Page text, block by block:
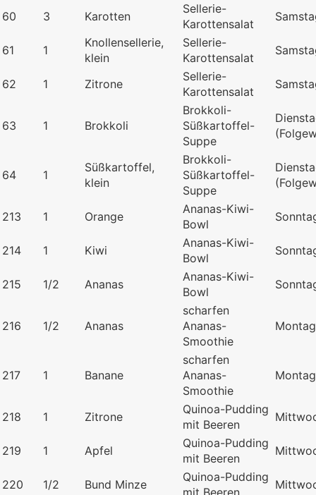
60 3 Karotten
Sellerie-
Karottensalat
61 1
Knollensellerie,
klein
Sellerie-
Karottensalat
62 1 Zitrone
Sellerie-
Karottensalat
63 1 Brokkoli
Brokkoli-
Süßkartoffel-
Suppe
64 1
Süßkartoffel,
klein
Brokkoli-
Süßkartoffel-
Suppe
213 1 Orange
Ananas-Kiwi-
Bowl
214 1 Kiwi
Ananas-Kiwi-
Bowl
215 1/2 Ananas
Ananas-Kiwi-
Bowl
216 1/2 Ananas
scharfen
Ananas-
Smoothie
Montag
217 1 Banane
scharfen
Ananas-
Smoothie
Montag
218 1 Zitrone
Quinoa-Pudding
mit Beeren
219 1 Apfel
Quinoa-Pudding
mit Beeren
220 1/2 Bund Minze
Quinoa-Pudding
mit Beeren